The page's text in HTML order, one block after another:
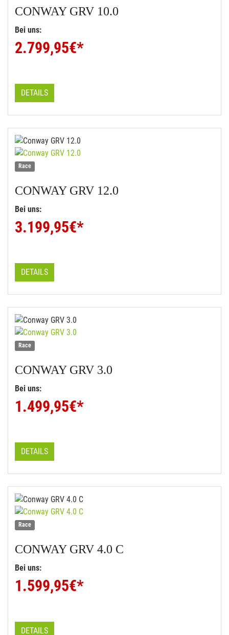
CONWAYGRV 10.0
Bei uns:
2.799,95€*
DETAILS
Race
CONWAYGRV 12.0
Bei uns:
3.199,95€*
DETAILS
Race
CONWAYGRV 3.0
Bei uns:
1.499,95€*
DETAILS
Race
CONWAYGRV 4.0 C
Bei uns:
1.599,95€*
DETAILS